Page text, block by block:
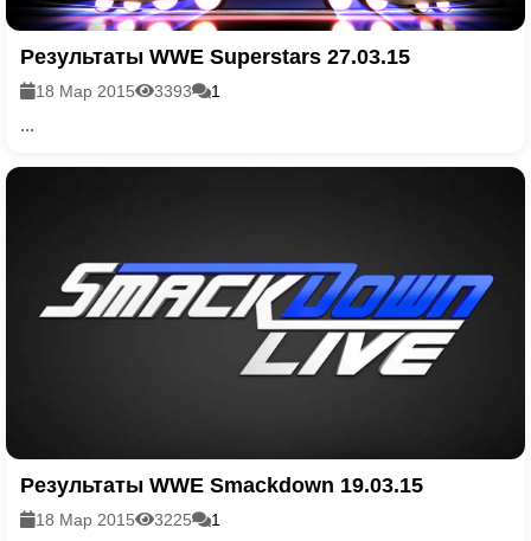
Результаты WWE Superstars 27.03.15
18 Мар 2015 3393 1
...
Результаты WWE Smackdown 19.03.15
18 Мар 2015 3225 1